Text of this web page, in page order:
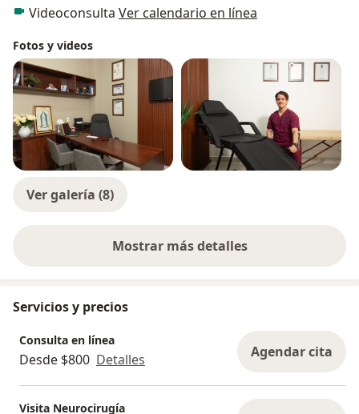
Videoconsulta Ver calendario en línea
Fotos y videos
Ver galería (8)
Mostrar más detalles
sobre la experiencia
Servicios y precios
Consulta en línea
Desde $800 Detalles Agendar cita
Visita Neurocirugía